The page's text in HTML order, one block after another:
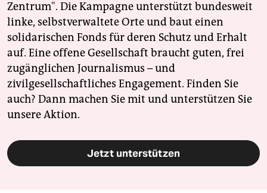
Zentrum". Die Kampagne unterstützt bundesweit
linke, selbstverwaltete Orte und baut einen
solidarischen Fonds für deren Schutz und Erhalt
auf. Eine offene Gesellschaft braucht guten, frei
zugänglichen Journalismus – und
zivilgesellschaftliches Engagement. Finden Sie
auch? Dann machen Sie mit und unterstützen Sie
unsere Aktion.
Jetzt unterstützen